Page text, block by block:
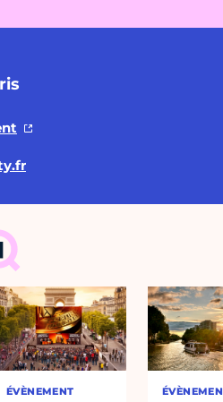
ÉVÈNEMENT